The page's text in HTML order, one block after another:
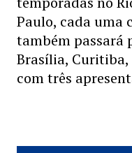
Paulo, cada uma
também passará
Brasília, Curitiba,
com três